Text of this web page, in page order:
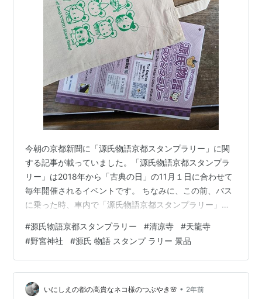
今朝の京都新聞に「源氏物語京都スタンプラリー」に関
する記事が載っていました。「源氏物語京都スタンプラ
リー」は2018年から「古典の日」の11月１日に合わせて
毎年開催されるイベントです。 ちなみに、この前、バス
に乗った時、車内で「源氏物語京都スタンプラリー」の
しい気持ちになりました😅 という事で、今回は前回の
『スタンプラリーで巡る古都の魅力・源氏物語京都スタ
ンプラリー』に続き、今日から始まった「源氏物語京都
スタンプラリー」に今朝、直接参加したので、その感想
を投稿させていただきます。ご興味がある方に少しでも
#源氏物語京都スタンプラリー #清凉寺 #天龍寺
#野宮神社 #源氏 物語 スタンプ ラリー 景品
いにしえの都の高貴なネコ様のつぶやき🌸 • 2年前